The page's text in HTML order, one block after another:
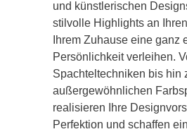
und künstlerischen
stilvolle Highlights an
Ihrem Zuhause eine ganz
Persönlichkeit verleihen.
Spachteltechniken bis hin
außergewöhnlichen
realisieren Ihre
Perfektion und schaffen